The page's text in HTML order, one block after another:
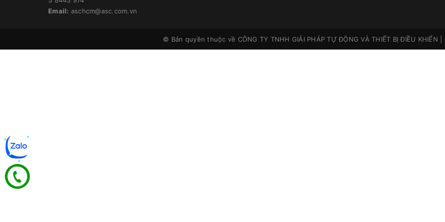
Email: aschcm@asc.com.vn
© Bản quyền thuộc về CÔNG TY TNHH GIẢI PHÁP TỰ ĐỘNG VÀ THIẾT BỊ ĐIỀU KHIỂN